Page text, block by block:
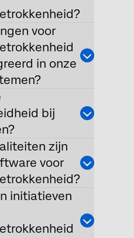
voor
in onze
bij
zijn
voor
initiatieven